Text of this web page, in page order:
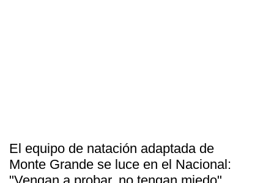
El equipo de natación adaptada de
Monte Grande se luce en el Nacional: